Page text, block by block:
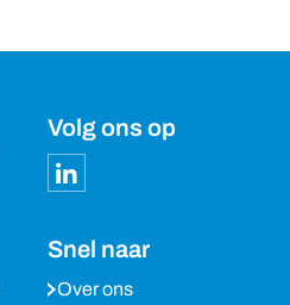
Volg ons op
Snel naar
Over ons